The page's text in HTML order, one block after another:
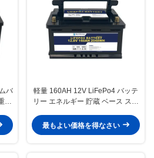
バ
セ
軽量 160AH 12V LiFePo4 バッテ
リー エネルギー 貯蔵 ベース ステ
最もよい価格を得なさい